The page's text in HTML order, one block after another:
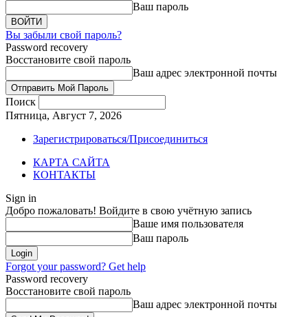
Ваш пароль
Вы забыли свой пароль?
Password recovery
Восстановите свой пароль
Ваш адрес электронной почты
Поиск
Пятница, Август 7, 2026
Зарегистрироваться/Присоединиться
КАРТА САЙТА
КОНТАКТЫ
Sign in
Добро пожаловать! Войдите в свою учётную запись
Ваше имя пользователя
Ваш пароль
Forgot your password? Get help
Password recovery
Восстановите свой пароль
Ваш адрес электронной почты